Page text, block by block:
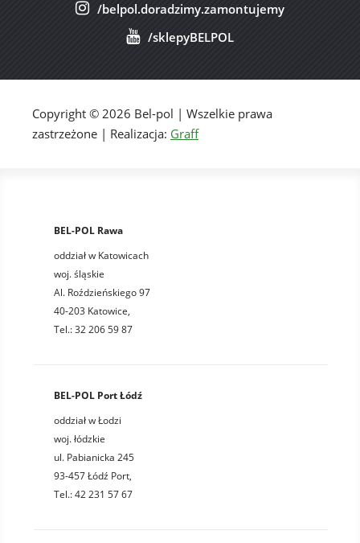
/belpol.doradzimy.zamontujemy
/sklepyBELPOL
Copyright © 2026 Bel-pol | Wszelkie prawa
zastrzeżone | Realizacja: Graff
BEL-POL Rawa
oddział w Katowicach
woj. śląskie
Al. Roździeńskiego 97
40-203 Katowice,
Tel.: 32 206 59 87
BEL-POL Port Łódź
oddział w Łodzi
woj. łódzkie
ul. Pabianicka 245
93-457 Łódź Port,
Tel.: 42 231 57 67